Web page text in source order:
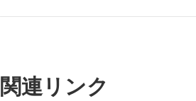
関連リンク